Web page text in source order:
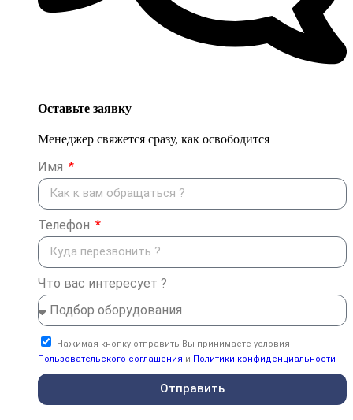
Оставьте заявку
Менеджер свяжется сразу, как освободится
Имя
Телефон
Что вас интересует ?
Нажимая кнопку отправить Вы принимаете условия
Пользовательского соглашения и Политики конфиденциальности
Отправить